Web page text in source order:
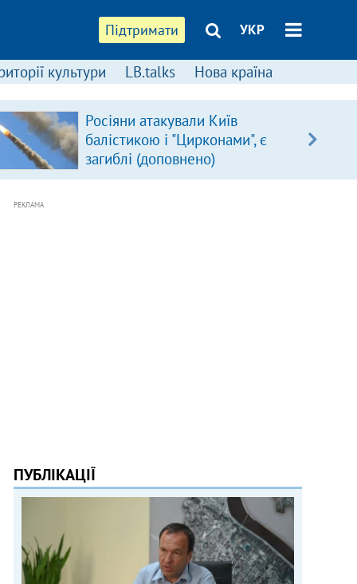
Підтримати УКР
культури LB.talks Нова країна
Росіяни атакували Київ
балістикою і "Цирконами", є
загиблі (доповнено)
РЕКЛАМА
ПУБЛІКАЦІЇ